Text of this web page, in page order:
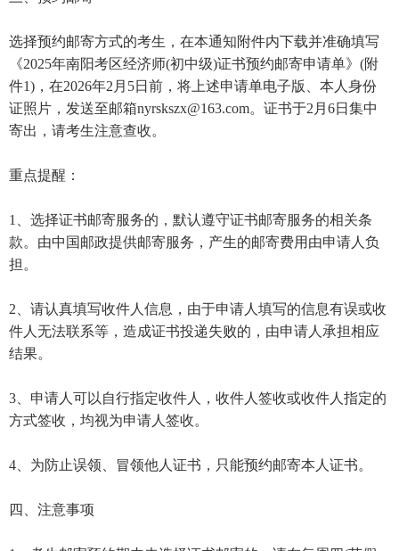
选择预约邮寄方式的考生，在本通知附件内下载并准确填写
《2025年南阳考区经济师(初中级)证书预约邮寄申请单》(附
件1)，在2026年2月5日前，将上述申请单电子版、本人身份
证照片，发送至邮箱nyrskszx@163.com。证书于2月6日集中
寄出，请考生注意查收。
重点提醒：
1、选择证书邮寄服务的，默认遵守证书邮寄服务的相关条
款。由中国邮政提供邮寄服务，产生的邮寄费用由申请人负
担。
2、请认真填写收件人信息，由于申请人填写的信息有误或收
件人无法联系等，造成证书投递失败的，由申请人承担相应
结果。
3、申请人可以自行指定收件人，收件人签收或收件人指定的
方式签收，均视为申请人签收。
4、为防止误领、冒领他人证书，只能预约邮寄本人证书。
四、注意事项